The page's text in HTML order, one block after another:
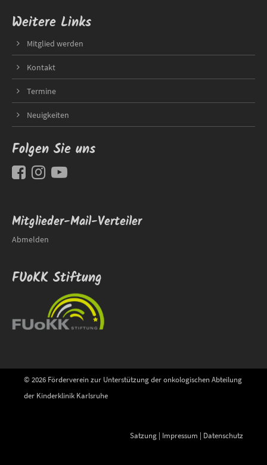
Weitere Links
Mitglied werden
Kontakt
Termine
Neuigkeiten
Folgen Sie uns
Mitglieder-Mail-Verteiler
Abmelden
FUoKK Stiftung
© 2026 Förderverein zur Unterstützung der onkologischen Abteilung
der Kinderklinik Karlsruhe
Satzung | Impressum | Datenschutz